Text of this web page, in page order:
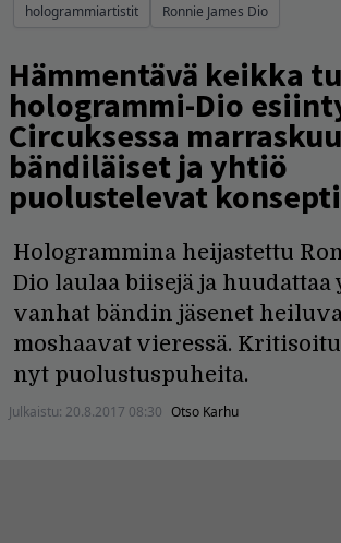
hologrammiartistit Ronnie James Dio
Hämmentävä keikka
hologrammi-Dio
Circuksessa
bändiläiset ja yhtiö
puolustelevat
Hologrammina heijastettu
Dio laulaa biisejä ja huudattaa
vanhat bändin jäsenet
moshaavat vieressä.
nyt puolustuspuheita.
Julkaistu: 20.8.2017 08:30 Otso Karhu